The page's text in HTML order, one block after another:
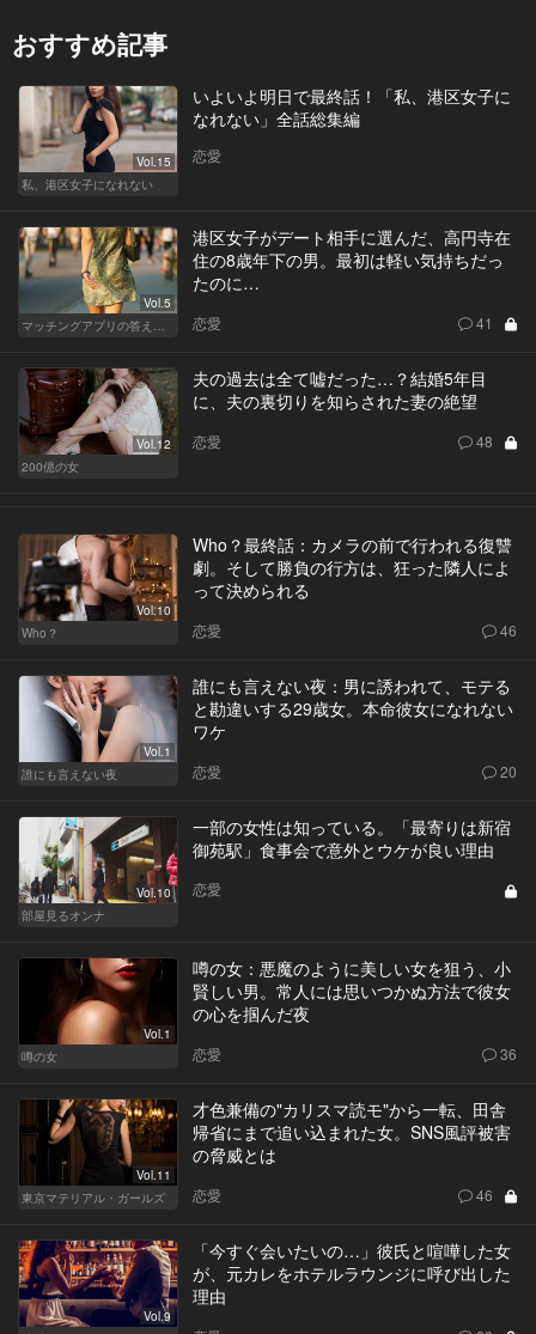
おすすめ記事
Vol.15
私、港区女子になれない
いよいよ明日で最終話！「私、港区女子に
なれない」全話総集編
恋愛
Vol.5
マッチングアプリの答えあわせ【Q】～SEASON2～
港区女子がデート相手に選んだ、高円寺在
住の8歳年下の男。最初は軽い気持ちだっ
たのに…
恋愛 41
Vol.12
200億の女
夫の過去は全て嘘だった…？結婚5年目
に、夫の裏切りを知らされた妻の絶望
恋愛 48
Vol.10
Who？
Who？最終話：カメラの前で行われる復讐
劇。そして勝負の行方は、狂った隣人によ
って決められる
恋愛 46
Vol.1
誰にも言えない夜
誰にも言えない夜：男に誘われて、モテる
と勘違いする29歳女。本命彼女になれない
ワケ
恋愛 20
Vol.10
部屋見るオンナ
一部の女性は知っている。「最寄りは新宿
御苑駅」食事会で意外とウケが良い理由
恋愛
Vol.1
噂の女
噂の女：悪魔のように美しい女を狙う、小
賢しい男。常人には思いつかぬ方法で彼女
の心を掴んだ夜
恋愛 36
Vol.11
東京マテリアル・ガールズ
才色兼備の"カリスマ読モ"から一転、田舎
帰省にまで追い込まれた女。SNS風評被害
の脅威とは
恋愛 46
Vol.9
「今すぐ会いたいの…」彼氏と喧嘩した女
が、元カレをホテルラウンジに呼び出した
理由